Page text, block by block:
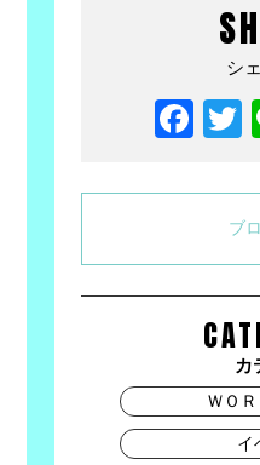
シ
ブ
カ
ＷＯ
イ